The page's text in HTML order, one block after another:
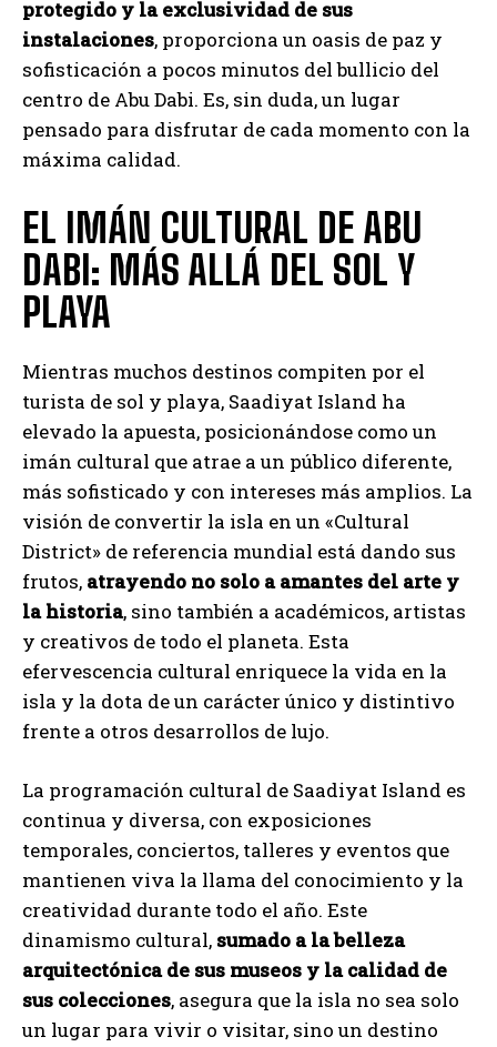
protegido y la exclusividad de sus
instalaciones, proporciona un oasis de paz y
sofisticación a pocos minutos del bullicio del
centro de Abu Dabi. Es, sin duda, un lugar
pensado para disfrutar de cada momento con la
máxima calidad.
EL IMÁN CULTURAL DE ABU
DABI: MÁS ALLÁ DEL SOL Y
PLAYA
Mientras muchos destinos compiten por el
turista de sol y playa, Saadiyat Island ha
elevado la apuesta, posicionándose como un
imán cultural que atrae a un público diferente,
más sofisticado y con intereses más amplios. La
visión de convertir la isla en un «Cultural
District» de referencia mundial está dando sus
frutos, atrayendo no solo a amantes del arte y
la historia, sino también a académicos, artistas
y creativos de todo el planeta. Esta
efervescencia cultural enriquece la vida en la
isla y la dota de un carácter único y distintivo
frente a otros desarrollos de lujo.
La programación cultural de Saadiyat Island es
continua y diversa, con exposiciones
temporales, conciertos, talleres y eventos que
mantienen viva la llama del conocimiento y la
creatividad durante todo el año. Este
dinamismo cultural, sumado a la belleza
arquitectónica de sus museos y la calidad de
sus colecciones, asegura que la isla no sea solo
un lugar para vivir o visitar, sino un destino